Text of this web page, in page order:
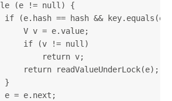
(e != null) {
if (e.hash == hash &&
V v = e.value;
if (v != null)
return v;
return readValueUnderLock(e);
}
e = e.next;